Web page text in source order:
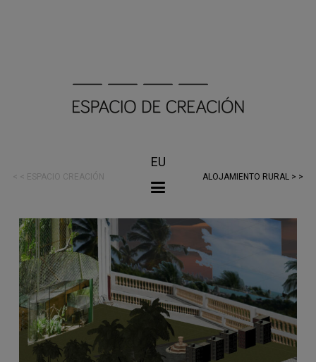
< < ESPACIO CREACIÓN
EU
ALOJAMIENTO RURAL > >